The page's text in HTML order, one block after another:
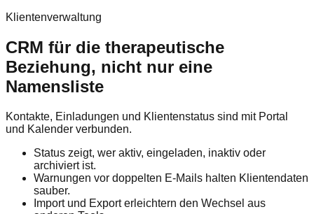
Klientenverwaltung
CRM für die therapeutische
Beziehung, nicht nur eine
Namensliste
Kontakte, Einladungen und Klientenstatus sind mit Portal
und Kalender verbunden.
Status zeigt, wer aktiv, eingeladen, inaktiv oder
archiviert ist.
Warnungen vor doppelten E-Mails halten Klientendaten
sauber.
Import und Export erleichtern den Wechsel aus